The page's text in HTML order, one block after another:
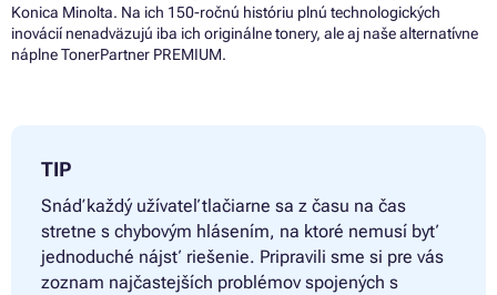
Konica Minolta. Na ich 150-ročnú históriu plnú technologických
inovácií nenadväzujú iba ich originálne tonery, ale aj naše alternatívne
náplne TonerPartner PREMIUM.
TIP
Snáď každý užívateľ tlačiarne sa z času na čas
stretne s chybovým hlásením, na ktoré nemusí byť
jednoduché nájsť riešenie. Pripravili sme si pre vás
zoznam najčastejších problémov spojených s